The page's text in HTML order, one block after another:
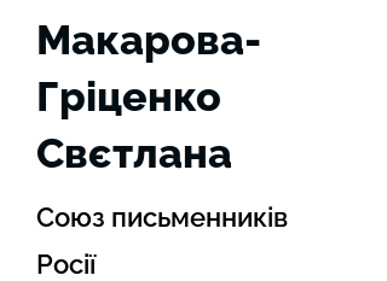
Союз письменників
Росії
Макарова-
Гріценко
Свєтлана